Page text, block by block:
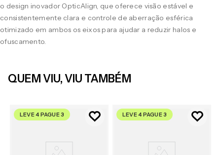
o design inovador OpticAlign, que oferece visão estável e
consistentemente clara e controle de aberração esférica
otimizado em ambos os eixos para ajudar a reduzir halos e
ofuscamento.
QUEM VIU, VIU TAMBÉM
LEVE 4 PAGUE 3 LEVE 4 PAGUE 3